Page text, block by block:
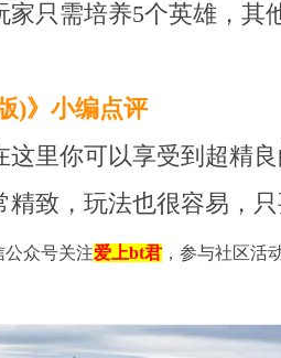
只需培养5个英雄，
)》小编点评
里你可以享受到超精
致，玩法也很容易，
众号关注爱上bt君 ，参与社区活